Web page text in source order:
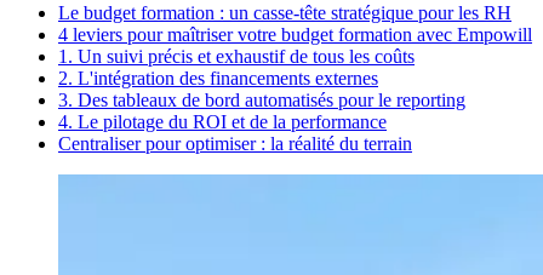
Le budget formation : un casse-tête stratégique pour les RH
4 leviers pour maîtriser votre budget formation avec Empowill
1. Un suivi précis et exhaustif de tous les coûts
2. L'intégration des financements externes
3. Des tableaux de bord automatisés pour le reporting
4. Le pilotage du ROI et de la performance
Centraliser pour optimiser : la réalité du terrain